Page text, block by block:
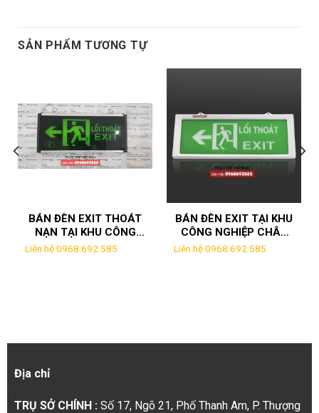
SẢN PHẨM TƯƠNG TỰ
BÁN ĐÈN EXIT THOÁT
NẠN TẠI KHU CÔNG
NGHIỆP CHÂU SƠN –
Liên hệ 0968.692.585
BÁN ĐÈN EXIT TẠI KHU
CÔNG NGHIỆP CHÂU
SƠN HÀ NAM CHẤT
Liên hệ 0968.692.585
Địa chỉ
TRỤ SỞ CHÍNH : Số 17, Ngõ 21, Phố Thanh Am, P. Thượng